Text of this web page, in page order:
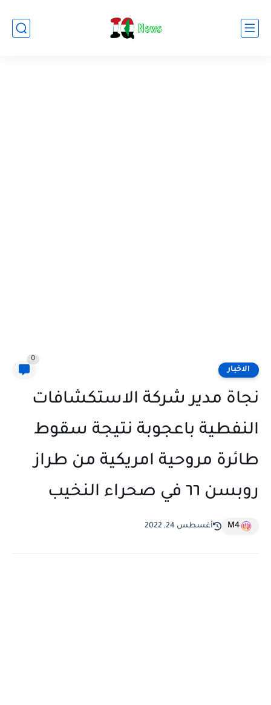
الاخبار
0
نجاة مدير شركة الاستكشافات
النفطية باعجوبة نتيجة سقوط
طائرة مروحية امريكية من طراز
روبسن ٦٦ في صحراء النخيب
M4 أغسطس 24, 2022